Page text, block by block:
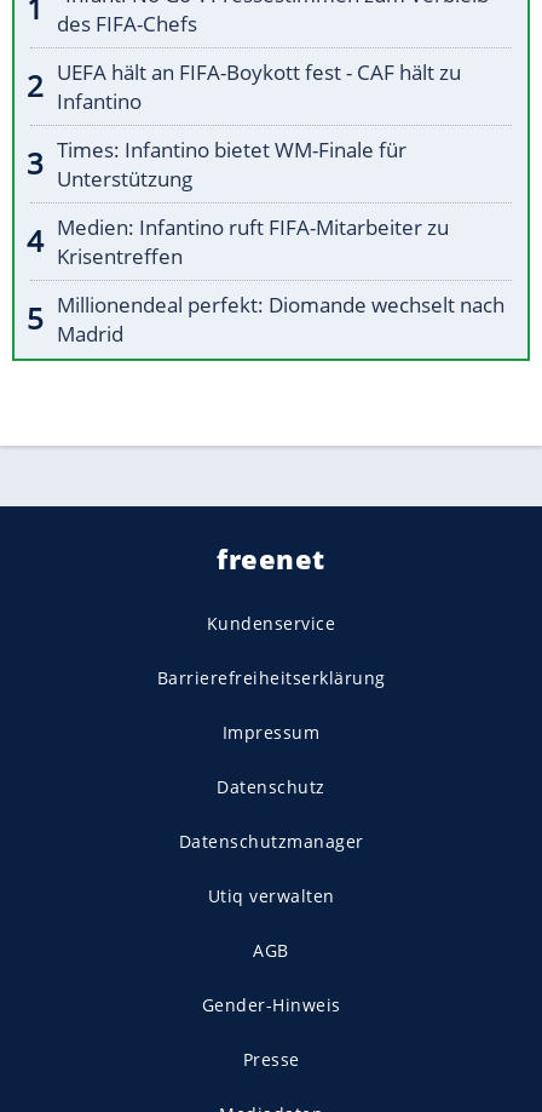
des FIFA-Chefs
UEFA hält an FIFA-Boykott fest - CAF hält zu
Infantino
Times: Infantino bietet WM-Finale für
Unterstützung
Medien: Infantino ruft FIFA-Mitarbeiter zu
Krisentreffen
Millionendeal perfekt: Diomande wechselt nach
Madrid
freenet
Kundenservice
Barrierefreiheitserklärung
Impressum
Datenschutz
Datenschutzmanager
Utiq verwalten
AGB
Gender-Hinweis
Presse